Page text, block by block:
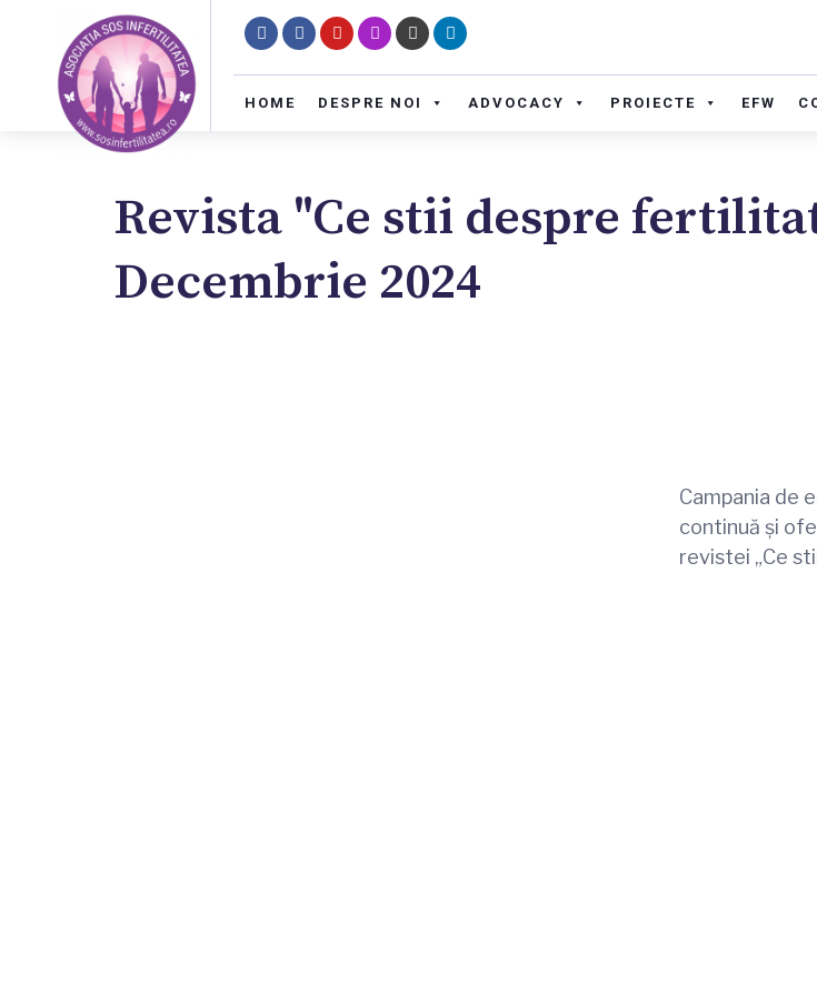
HOME DESPRE NOI ADVOCACY PROIECTE EFW
Revista "Ce stii despre
Decembrie 2024
Campania de
continuă și
revistei „Ce